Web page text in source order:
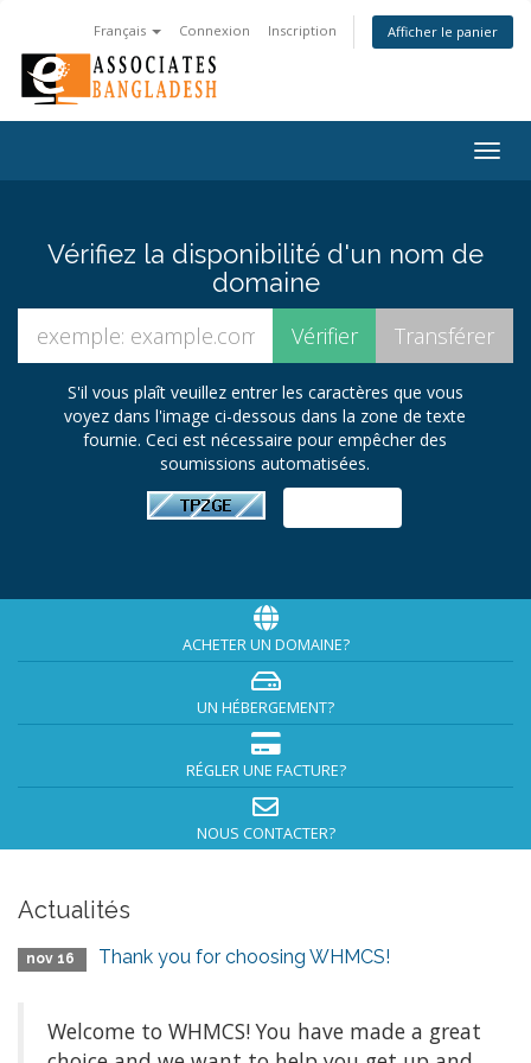
Français Connexion Inscription Afficher le panier
Vérifiez la disponibilité d'un nom de
domaine
S'il vous plaît veuillez entrer les caractères que vous
voyez dans l'image ci-dessous dans la zone de texte
fournie. Ceci est nécessaire pour empêcher des
soumissions automatisées.
ACHETER UN DOMAINE?
UN HÉBERGEMENT?
RÉGLER UNE FACTURE?
NOUS CONTACTER?
Actualités
nov 16 Thank you for choosing WHMCS!
Welcome to WHMCS! You have made a great